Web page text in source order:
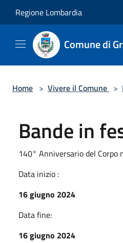
Regione Lombardia
Comune di
Home > Vivere il Comune >
Bande in
140° Anniversario del Corpo
Data inizio :
16 giugno 2024
Data fine:
16 giugno 2024